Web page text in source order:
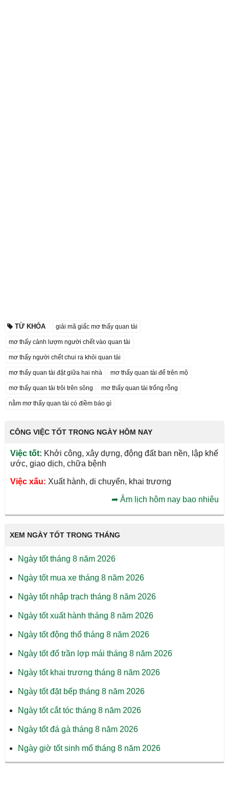
TỪ KHÓA giải mã giấc mơ thấy quan tài
mơ thấy cảnh lượm người chết vào quan tài
mơ thấy người chết chui ra khỏi quan tài
mơ thấy quan tài đặt giữa hai nhà mơ thấy quan tài để trên mộ
mơ thấy quan tài trôi trên sông mơ thấy quan tài trống rỗng
nằm mơ thấy quan tài có điềm báo gì
CÔNG VIỆC TỐT TRONG NGÀY HÔM NAY
Việc tốt: Khởi công, xây dựng, động đất ban nền, lập khế
ước, giao dịch, chữa bệnh
Việc xấu: Xuất hành, di chuyển, khai trương
➦Âm lịch hôm nay bao nhiêu
XEM NGÀY TỐT TRONG THÁNG
Ngày tốt tháng 8 năm 2026
Ngày tốt mua xe tháng 8 năm 2026
Ngày tốt nhập trạch tháng 8 năm 2026
Ngày tốt xuất hành tháng 8 năm 2026
Ngày tốt động thổ tháng 8 năm 2026
Ngày tốt đổ trần lợp mái tháng 8 năm 2026
Ngày tốt khai trương tháng 8 năm 2026
Ngày tốt đặt bếp tháng 8 năm 2026
Ngày tốt cắt tóc tháng 8 năm 2026
Ngày tốt đá gà tháng 8 năm 2026
Ngày giờ tốt sinh mổ tháng 8 năm 2026